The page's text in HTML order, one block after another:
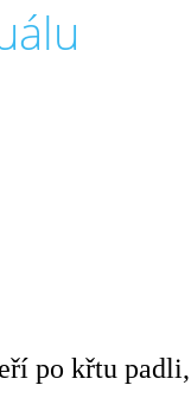
po křtu